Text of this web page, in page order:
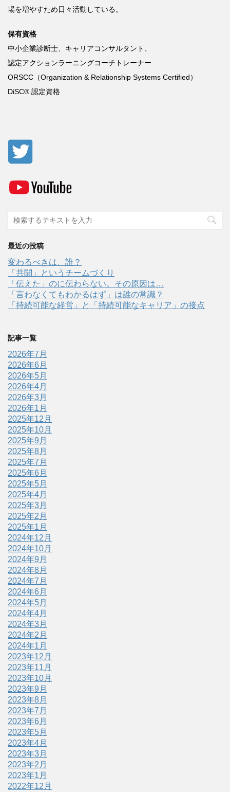
場を増やすため日々活動している。
保有資格
中小企業診断士、キャリアコンサルタント、
認定アクションラーニングコーチトレーナー
ORSCC （Organization & Relationship Systems Certified）
DiSC® 認定資格
最近の投稿
変わるべきは、誰？
「共闘」というチームづくり
「伝えた」のに伝わらない。その原因は…
「言わなくてもわかるはず」は誰の常識？
「持続可能な経営」と「持続可能なキャリア」の接点
記事一覧
2026年7月
2026年6月
2026年5月
2026年4月
2026年3月
2026年1月
2025年12月
2025年10月
2025年9月
2025年8月
2025年7月
2025年6月
2025年5月
2025年4月
2025年3月
2025年2月
2025年1月
2024年12月
2024年10月
2024年9月
2024年8月
2024年7月
2024年6月
2024年5月
2024年4月
2024年3月
2024年2月
2024年1月
2023年12月
2023年11月
2023年10月
2023年9月
2023年8月
2023年7月
2023年6月
2023年5月
2023年4月
2023年3月
2023年2月
2023年1月
2022年12月